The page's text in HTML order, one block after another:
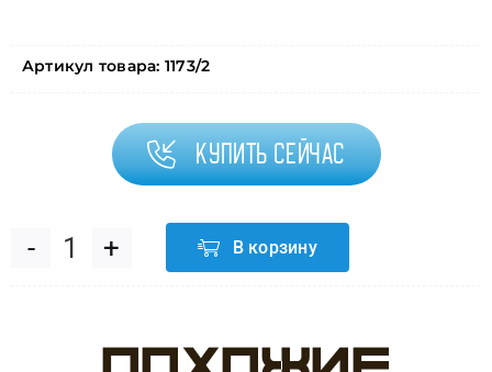
Артикул товара: 1173/2
Купить сейчас
Количество
В корзину